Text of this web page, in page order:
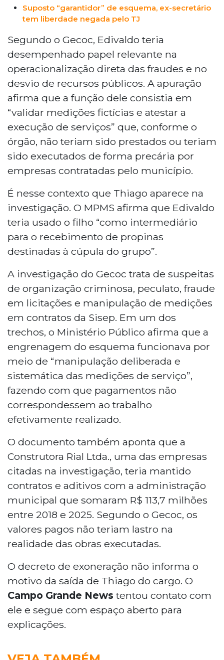
Suposto “garantidor” de esquema, ex-secretário
tem liberdade negada pelo TJ
Segundo o Gecoc, Edivaldo teria
desempenhado papel relevante na
operacionalização direta das fraudes e no
desvio de recursos públicos. A apuração
afirma que a função dele consistia em
“validar medições fictícias e atestar a
execução de serviços” que, conforme o
órgão, não teriam sido prestados ou teriam
sido executados de forma precária por
empresas contratadas pelo município.
É nesse contexto que Thiago aparece na
investigação. O MPMS afirma que Edivaldo
teria usado o filho “como intermediário
para o recebimento de propinas
destinadas à cúpula do grupo”.
A investigação do Gecoc trata de suspeitas
de organização criminosa, peculato, fraude
em licitações e manipulação de medições
em contratos da Sisep. Em um dos
trechos, o Ministério Público afirma que a
engrenagem do esquema funcionava por
meio de “manipulação deliberada e
sistemática das medições de serviço”,
fazendo com que pagamentos não
correspondessem ao trabalho
efetivamente realizado.
O documento também aponta que a
Construtora Rial Ltda., uma das empresas
citadas na investigação, teria mantido
contratos e aditivos com a administração
municipal que somaram R$ 113,7 milhões
entre 2018 e 2025. Segundo o Gecoc, os
valores pagos não teriam lastro na
realidade das obras executadas.
O decreto de exoneração não informa o
motivo da saída de Thiago do cargo. O
Campo Grande News tentou contato com
ele e segue com espaço aberto para
explicações.